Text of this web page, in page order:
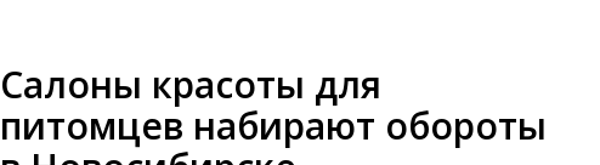
Салоны красоты для
питомцев набирают обороты